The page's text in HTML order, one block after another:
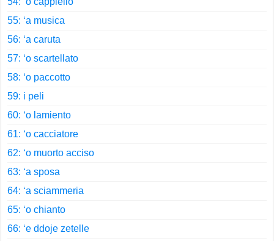
55: ‘a musica
56: ‘a caruta
57: ‘o scartellato
58: ‘o paccotto
59: i peli
60: ‘o lamiento
61: ‘o cacciatore
62: ‘o muorto acciso
63: ‘a sposa
64: ‘a sciammeria
65: ‘o chianto
66: ‘e ddoje zetelle